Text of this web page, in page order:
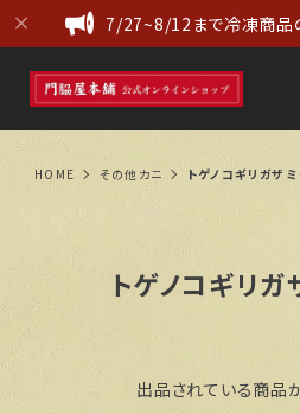
7/27~8/12まで冷凍商品
HOME その他カニ トゲノコギリガザミ
トゲノコギリガ
出品されている商品